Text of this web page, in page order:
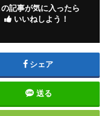
の記事が気に入ったら
いいねしよう！
シェア
送る